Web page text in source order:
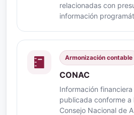
relacionadas con
información
Armonización contable
CONAC
Información
publicada conforme a
Consejo Nacional de